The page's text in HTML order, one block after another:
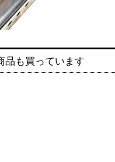
品も買っています